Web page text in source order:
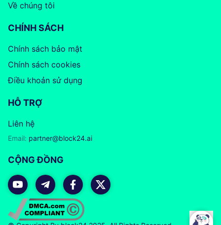
Về chúng tôi
CHÍNH SÁCH
Chính sách bảo mật
Chính sách cookies
Điều khoản sử dụng
HỖ TRỢ
Liên hệ
Email: partner@block24.ai
CỘNG ĐỒNG